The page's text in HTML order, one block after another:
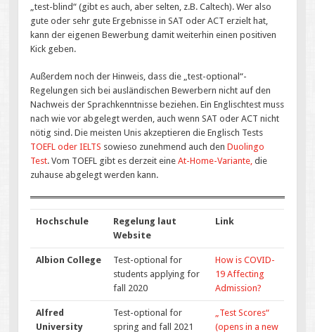
„test-blind“ (gibt es auch, aber selten, z.B. Caltech). Wer also
gute oder sehr gute Ergebnisse in SAT oder ACT erzielt hat,
kann der eigenen Bewerbung damit weiterhin einen positiven
Kick geben.
Außerdem noch der Hinweis, dass die „test-optional“-
Regelungen sich bei ausländischen Bewerbern nicht auf den
Nachweis der Sprachkenntnisse beziehen. Ein Englischtest muss
nach wie vor abgelegt werden, auch wenn SAT oder ACT nicht
nötig sind. Die meisten Unis akzeptieren die Englisch Tests
TOEFL oder IELTS sowieso zunehmend auch denDuolingo
Test. Vom TOEFL gibt es derzeit eineAt-Home-Variante, die
zuhause abgelegt werden kann.
Hochschule
Regelung laut
Website
Link
Albion College
Test-optional for
students applying for
fall 2020
How is COVID-
19 Affecting
Admission?
Alfred
University
Test-optional for
spring and fall 2021
„Test Scores“
(opens in a new